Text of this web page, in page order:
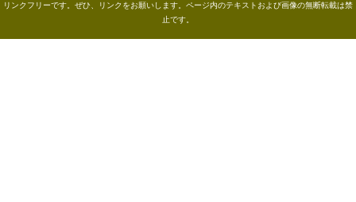
リンクフリーです。ぜひ、リンクをお願いします。ページ内のテキストおよび画像の無断転載は禁
止です。